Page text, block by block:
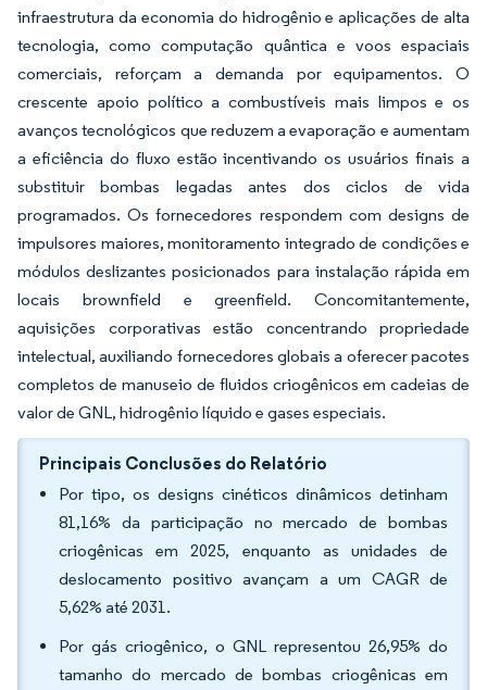
infraestrutura da economia do hidrogênio e aplicações de alta
tecnologia, como computação quântica e voos espaciais
comerciais, reforçam a demanda por equipamentos. O
crescente apoio político a combustíveis mais limpos e os
avanços tecnológicos que reduzem a evaporação e aumentam
a eficiência do fluxo estão incentivando os usuários finais a
substituir bombas legadas antes dos ciclos de vida
programados. Os fornecedores respondem com designs de
impulsores maiores, monitoramento integrado de condições e
módulos deslizantes posicionados para instalação rápida em
locais brownfield e greenfield. Concomitantemente,
aquisições corporativas estão concentrando propriedade
intelectual, auxiliando fornecedores globais a oferecer pacotes
completos de manuseio de fluidos criogênicos em cadeias de
valor de GNL, hidrogênio líquido e gases especiais.
Principais Conclusões do Relatório
Por tipo, os designs cinéticos dinâmicos detinham
81,16% da participação no mercado de bombas
criogênicas em 2025, enquanto as unidades de
deslocamento positivo avançam a um CAGR de
5,62% até 2031.
Por gás criogênico, o GNL representou 26,95% do
tamanho do mercado de bombas criogênicas em